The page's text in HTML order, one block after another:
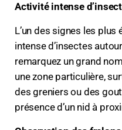
Activité intense
L’un des signes les
intense d’insectes
remarquez un grand
une zone particulière,
des greniers ou des
présence d’un nid à